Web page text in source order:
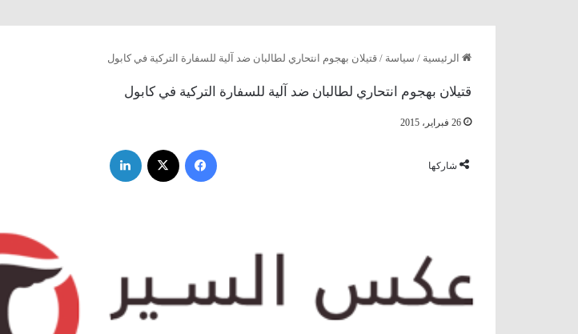
الرئيسية / سياسة / قتيلان بهجوم انتحاري لطالبان ضد آلية للسفارة التركية في كابول
قتيلان بهجوم انتحاري لطالبان ضد آلية للسفارة التركية في كابول
26 فبراير، 2015
شاركها
فيسبوك